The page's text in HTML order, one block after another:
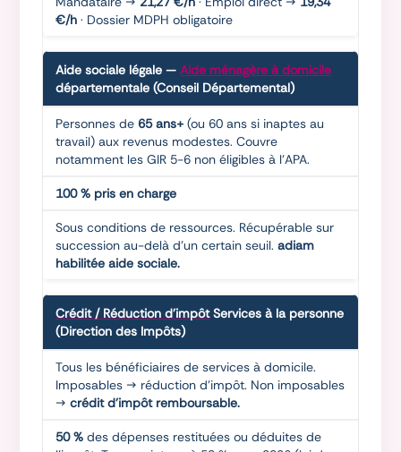
€/h · Dossier MDPH obligatoire
Aide sociale légale —Aide ménagère à domicile
départementale (Conseil Départemental)
Personnes de 65 ans+ (ou 60 ans si inaptes au
travail) aux revenus modestes. Couvre
notamment les GIR 5-6 non éligibles à l'APA.
100 % pris en charge
Sous conditions de ressources. Récupérable sur
succession au-delà d'un certain seuil.adiam
habilitée aide sociale.
Crédit / Réduction d'impôtServices à la personne
(Direction des Impôts)
Tous les bénéficiaires de services à domicile.
Imposables → réduction d'impôt. Non imposables
→crédit d'impôt remboursable.
50 % des dépenses restituées ou déduites de